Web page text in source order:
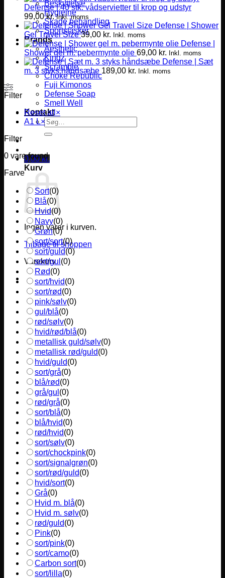
Beskyttelse
Hygiejne
Skade behandling
Sportstasker
Brands
Aesthetic
Kingz
Scramble
Choke Republic
Fuji Kimonos
Defense Soap
Smell Well
Kontakt
Søg
efter:
0,00 kr.
Kurv
Ingen varer i kurven.
Tilbage til shoppen
Varekurv
Defense | 40 stk. vådservietter til krop og udstyr
99,00kr. Inkl. moms
Defense | Shower
Gel Travel Size 39,00 kr. Inkl. moms
Defense |
Shower gel m. pebermynte olie 69,00 kr. Inkl. moms
Defense | Sæt
m. 3 styks håndsæbe 189,00 kr. Inkl. moms
Filter
Reset all ×
A1 L×
Filter
0 vare found
Farve
Sort(0)
Blå(0)
Hvid(0)
Navy(0)
Grøn(0)
sort/sort(0)
sort/guld(0)
sort/gul (0)
Rød(0)
sort/hvid(0)
sort/rød(0)
pink/sølv(0)
gul/blå(0)
rød/sølv(0)
hvid/rød/blå(0)
metallisk guld/sølv(0)
metallisk rød/guld(0)
hvid/guld(0)
sort/grå(0)
blå/rød(0)
grå/gul (0)
rød/grå(0)
sort/blå(0)
blå/hvid(0)
rød/hvid(0)
sort/sølv(0)
sort/chockpink(0)
sort/signalgrøn(0)
sort/rød/guld(0)
hvid/sort(0)
Grå(0)
Hvid m. blå(0)
Hvid m. sølv(0)
rød/guld(0)
Pink(0)
sort/pink(0)
sort/camo(0)
Carbon sort(0)
sort/lilla(0)